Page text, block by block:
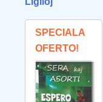
SPECIALA
OFERTO!